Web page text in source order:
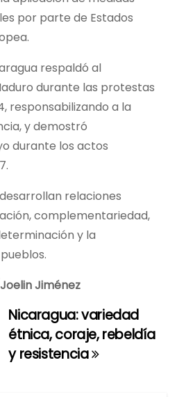
por parte de Estados
respaldó al
durante las protestas
responsabilizando a la
y demostró
durante los actos
relaciones
complementariedad,
y la
Jiménez
Nicaragua: variedad
étnica, coraje, rebeldía
y resistencia